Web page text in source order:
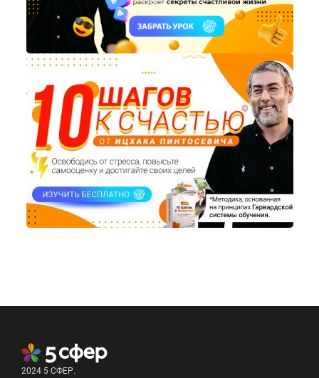
2024 5 СФЕР.